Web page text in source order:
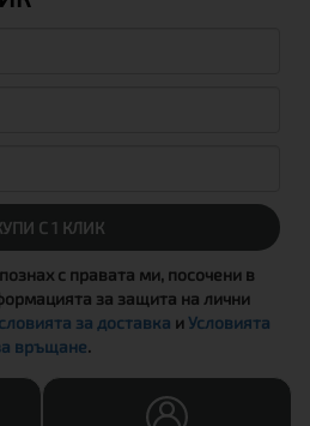
С 1 КЛИК
с правата ми, посочени в
за защита на лични
за доставка иУсловията
връщане.